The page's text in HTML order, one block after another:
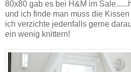
80x80 gab es bei H&M im
und ich finde man muss die
ich verzichte jedenfalls gerne
ein wenig knittern!